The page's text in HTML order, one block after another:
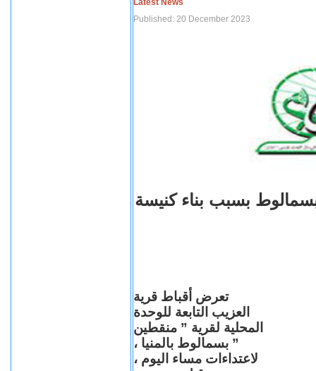
Latest News
Published: 20 December 2023
بسبب بناء كنيسة
تعرض أقباط قرية
العزيب التابعة للوحدة
المحلية لقرية ” منقطين
” بسمالوط بالمنيا ،
لاعتداءات مساء اليوم ،